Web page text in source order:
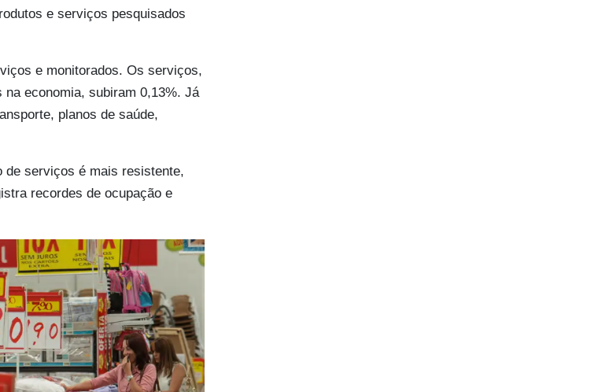
e serviços pesquisados
e monitorados. Os serviços,
economia, subiram 0,13%. Já
planos de saúde,
de serviços é mais resistente,
recordes de ocupação e